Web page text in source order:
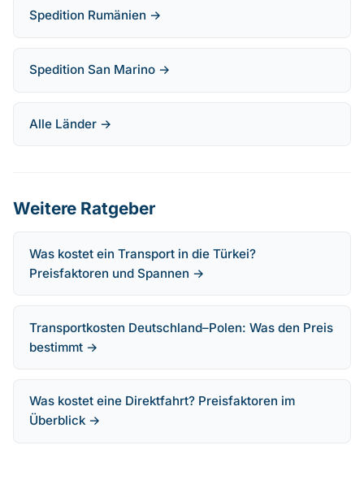
Spedition Rumänien →
Spedition San Marino →
Alle Länder →
Weitere Ratgeber
Was kostet ein Transport in die Türkei?
Preisfaktoren und Spannen →
Transportkosten Deutschland–Polen: Was den Preis
bestimmt →
Was kostet eine Direktfahrt? Preisfaktoren im
Überblick →